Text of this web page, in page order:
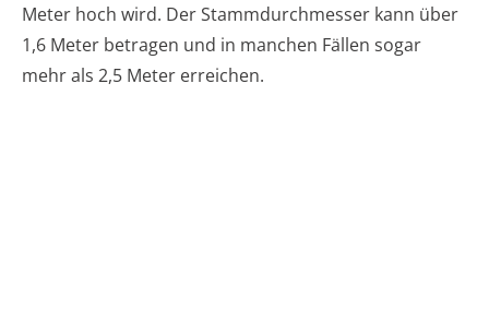
Meter hoch wird. Der Stammdurchmesser kann über
1,6 Meter betragen und in manchen Fällen sogar
mehr als 2,5 Meter erreichen.